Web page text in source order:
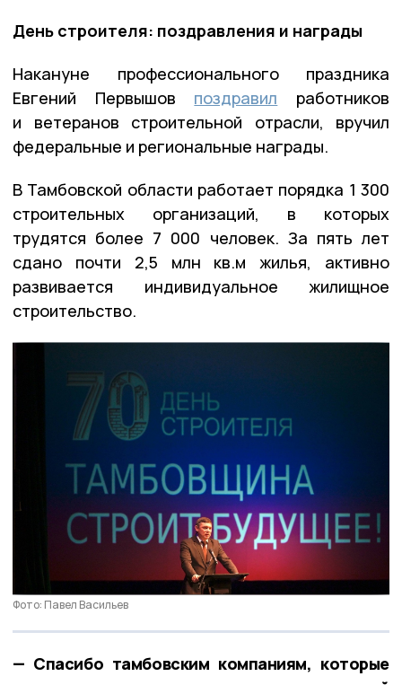
День строителя: поздравления и награды
Накануне профессионального праздника
Евгений Первышов поздравил работников
и ветеранов строительной отрасли, вручил
федеральные и региональные награды.
В Тамбовской области работает порядка 1 300
строительных организаций, в которых
трудятся более 7 000 человек. За пять лет
сдано почти 2,5 млн кв.м жилья, активно
развивается индивидуальное жилищное
строительство.
Фото: Павел Васильев
— Спасибо тамбовским компаниям, которые